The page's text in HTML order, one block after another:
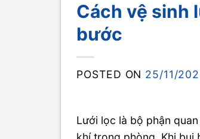
Cách vệ sinh
bước
POSTED ON 25/11/
Lưới lọc là bộ phận